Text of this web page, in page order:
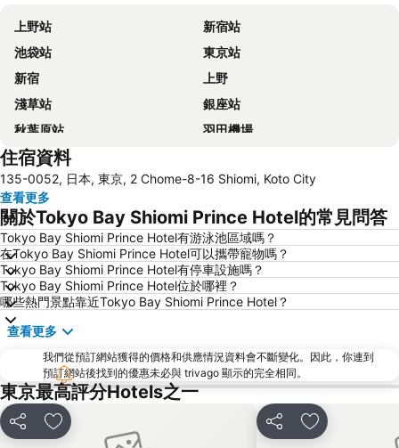
上野站
新宿站
池袋站
東京站
新宿
上野
淺草站
銀座站
秋葉原站
羽田機場
品川站
錦系釘站
橫濱車站
東京迪士尼
新橋站
日本橋站
Shibuya
Haneda Airport International Terminal Station
淺草寺
赤坂站
東京巨蛋城
六本木車站
原宿站
羽田機場 東京國際機場
築地魚市場
御台場 (台場)
Kawasaki Station
東京迪士尼海洋
Nippori Station
Tachikawa Station
Gotanda Station
住宿資料
135-0052, 日本, 東京, 2 Chome-8-16 Shiomi, Koto City
查看更多
關於Tokyo Bay Shiomi Prince Hotel的常見問答
Tokyo Bay Shiomi Prince Hotel有游泳池區域嗎？
在Tokyo Bay Shiomi Prince Hotel可以攜帶寵物嗎？
Tokyo Bay Shiomi Prince Hotel有停車設施嗎？
Tokyo Bay Shiomi Prince Hotel位於哪裡？
哪些熱門景點靠近Tokyo Bay Shiomi Prince Hotel？
查看更多
我們從預訂網站獲得的價格和供應情況資料會不斷變化。因此，你連到
預訂網站後找到的優惠未必與 trivago 顯示的完全相同。
東京最高評分Hotels之一
分享 放到收藏夾 分享 放到收藏夾